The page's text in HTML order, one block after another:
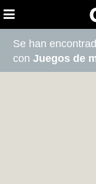
Se han
conJuegos de